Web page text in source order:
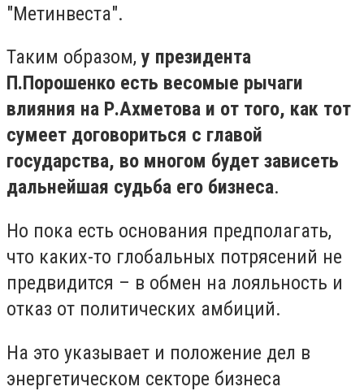
"Метинвеста".
Таким образом, у президента
П.Порошенко есть весомые рычаги
влияния на Р.Ахметова и от того, как тот
сумеет договориться с главой
государства, во многом будет зависеть
дальнейшая судьба его бизнеса.
Но пока есть основания предполагать,
что каких-то глобальных потрясений не
предвидится – в обмен на лояльность и
отказ от политических амбиций.
На это указывает и положение дел в
энергетическом секторе бизнеса